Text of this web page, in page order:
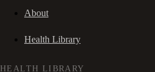
About
Health Library
HEALTH LIBRARY